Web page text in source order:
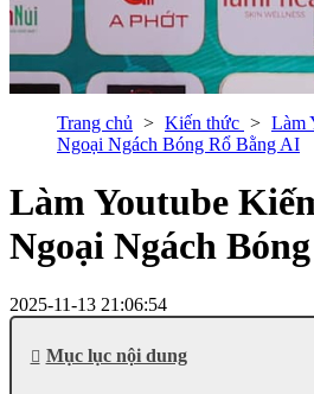
Trang chủ Kiến thức
Làm
Ngoại Ngách Bóng Rổ Bằng AI
Làm Youtube
Ngoại Ngách
2025-11-13 21:06:54
Mục lục nội dung